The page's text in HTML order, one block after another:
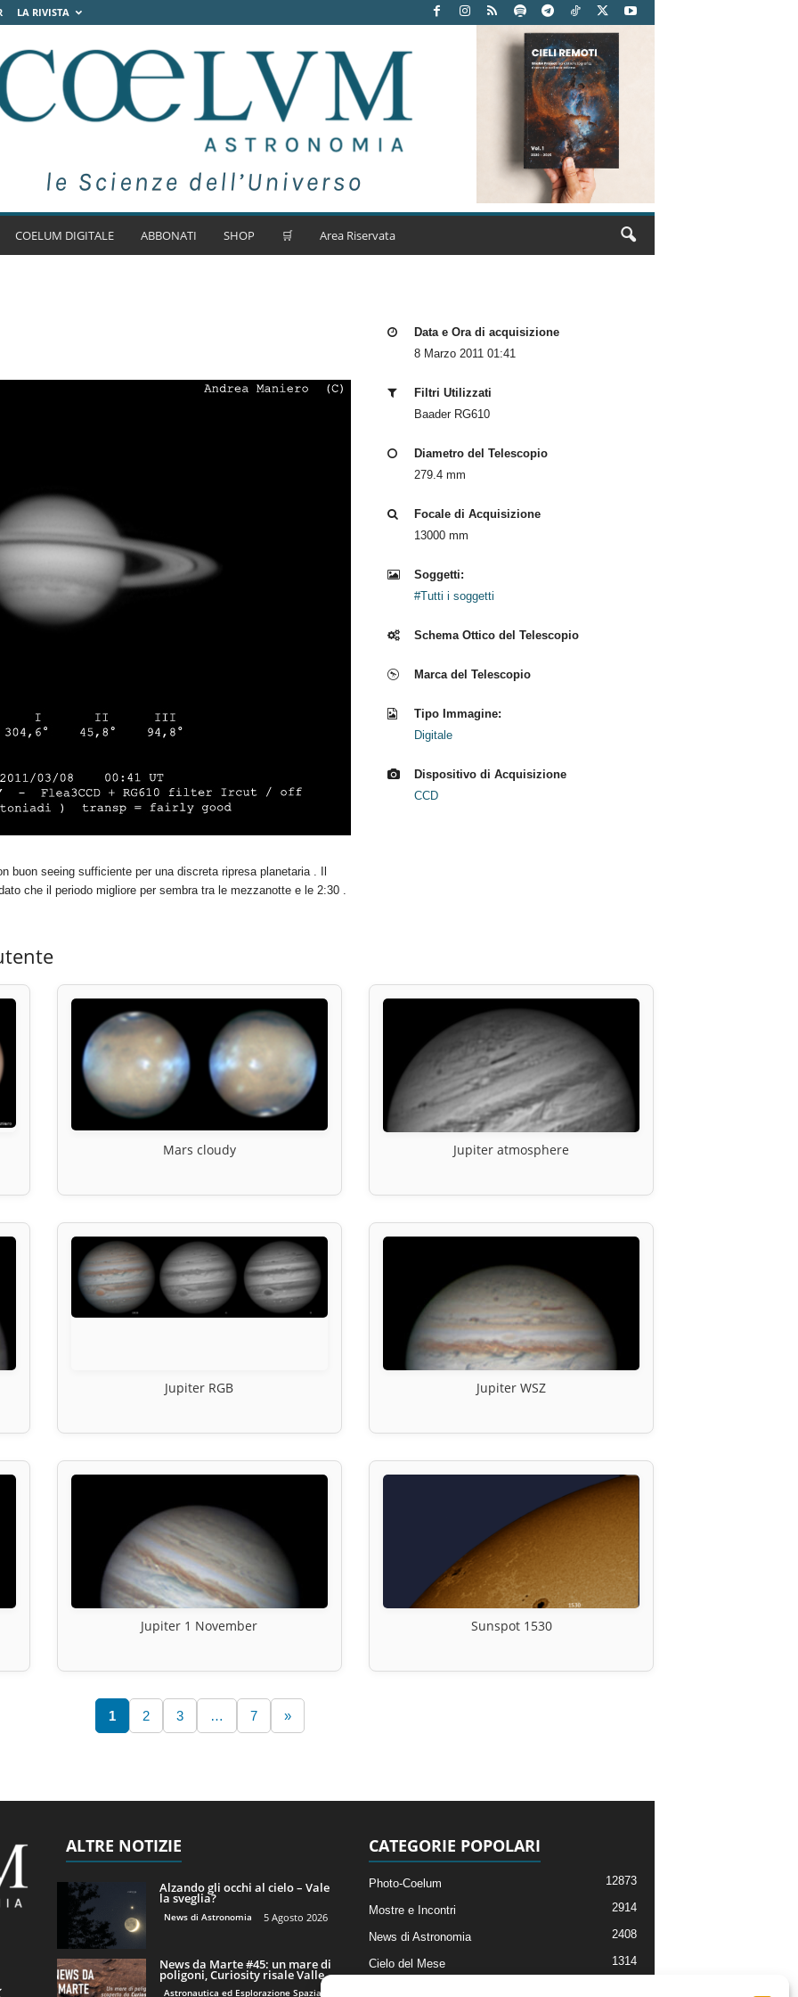
LA RIVISTA
COELUM DIGITALE ABBONATI SHOP 🛒 Area Riservata
buon seeing sufficiente per una discreta ripresa planetaria . Il
che il periodo migliore per sembra tra le mezzanotte e le 2:30 .
Data e Ora di acquisizione
8 Marzo 2011 01:41
Filtri Utilizzati
Baader RG610
Diametro del Telescopio
279.4 mm
Focale di Acquisizione
13000 mm
Soggetti:
#Tutti i soggetti
Schema Ottico del Telescopio
Marca del Telescopio
Tipo Immagine:
Digitale
Dispositivo di Acquisizione
CCD
Mars cloudy Jupiter atmosphere
Jupiter RGB Jupiter WSZ
Jupiter 1 November Sunspot 1530
1 2 3 … 7 »
ALTRE NOTIZIE
Alzando gli occhi al cielo – Vale
la sveglia?
News di Astronomia 5 Agosto 2026
News da Marte #45: un mare di
poligoni, Curiosity risale Valle...
Astronautica ed Esplorazione Spaziale
CATEGORIE POPOLARI
Photo-Coelum 12873
Mostre e Incontri 2914
News di Astronomia 2408
Cielo del Mese 1314